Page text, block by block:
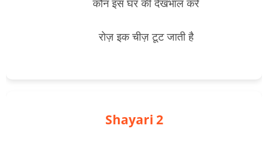
        रोज़ इक चीज़ टूट जाती है
Shayari 2